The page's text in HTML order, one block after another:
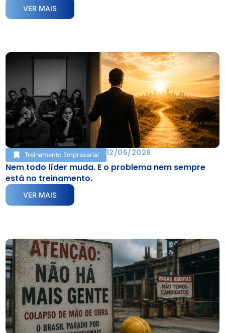
VER MAIS
Treinamento Empresarial 12/06/2026
Nem todo líder muda. E o problema nem sempre
está no treinamento.
VER MAIS